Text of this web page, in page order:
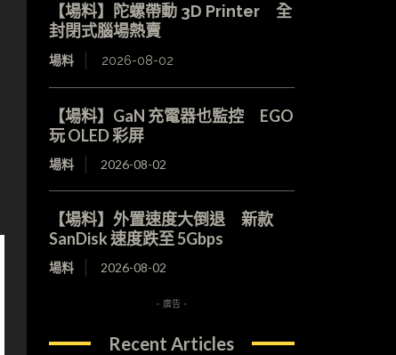
【場料】陀螺帶動 3D Printer 全
封閉式腦場熱賣
場料 2026-08-02
【場料】GaN 充電器也監控 EGO
玩 OLED 彩屏
場料 2026-08-02
【場料】外置速度大倒退 新款
SanDisk 速度跌至 5Gbps
場料 2026-08-02
- 廣告 -
Recent Articles